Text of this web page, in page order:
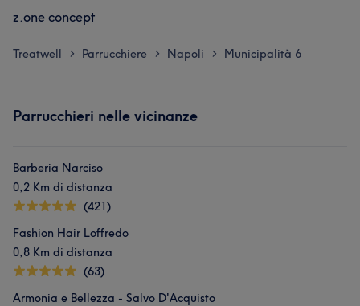
z.one concept
Treatwell > Parrucchiere > Napoli > Municipalità 6
Parrucchieri nelle vicinanze
Barberia Narciso
0,2 Km di distanza
(421)
Fashion Hair Loffredo
0,8 Km di distanza
(63)
Armonia e Bellezza - Salvo D'Acquisto